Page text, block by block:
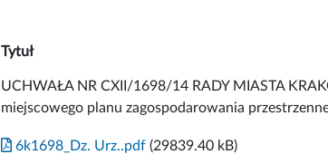
Tytuł
UCHWAŁA NR CXII/1698/14 RADY MIASTA
miejscowego planu zagospodarowania
6k1698_Dz. Urz..pdf (29839.40 kB)